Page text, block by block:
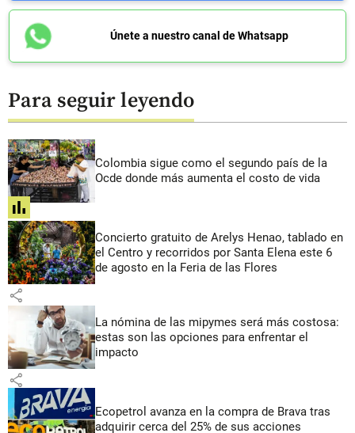
Únete a nuestro canal de Whatsapp
Para seguir leyendo
Colombia sigue como el segundo país de la
Ocde donde más aumenta el costo de vida
share
Concierto gratuito de Arelys Henao, tablado en
el Centro y recorridos por Santa Elena este 6
de agosto en la Feria de las Flores
share
La nómina de las mipymes será más costosa:
estas son las opciones para enfrentar el
impacto
share
Ecopetrol avanza en la compra de Brava tras
adquirir cerca del 25% de sus acciones